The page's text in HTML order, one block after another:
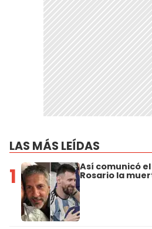
LAS MÁS LEÍDAS
1 Así comunicó
Rosario la